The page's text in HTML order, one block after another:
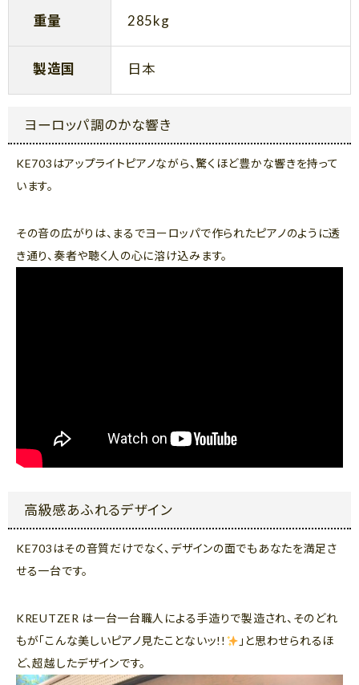
重量 285kg
製造国 日本
ヨーロッパ調のかな響き
KE703はアップライトピアノながら、驚くほど豊かな響きを持って
います。
その音の広がりは、まるでヨーロッパで作られたピアノのように透
き通り、奏者や聴く人の心に溶け込みます。
高級感あふれるデザイン
KE703はその音質だけでなく、デザインの面でもあなたを満足さ
せる一台です。
KREUTZER は一台一台職人による手造りで製造され、そのどれ
もが「こんな美しいピアノ見たことないッ!!
」と思わせられるほ
ど、超越したデザインです。